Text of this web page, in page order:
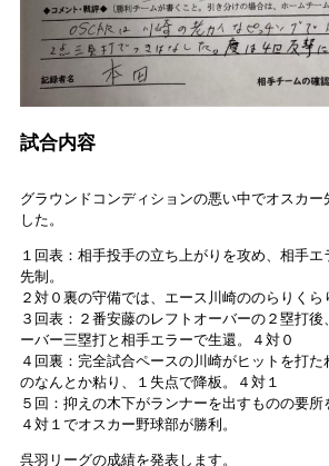
試合内容
グラウンドコンディションの悪い中でオスカー
した。
１回表：相手投手の立ち上がりを攻め、相手
先制。
２対０裏の守備では、エース川崎ののらりくら
３回表：２番安藤のレフトオーバーの２塁打
ーバー三塁打と相手エラーで生還。４対０
４回裏：完全試合ペースの川崎がヒットを打
のなんとか粘り、１失点で降板。４対１
５回：抑えの木下がランナーを出すものの要所
４対１でオスカー野球部が勝利。
呉羽リーグの成績を発表します。